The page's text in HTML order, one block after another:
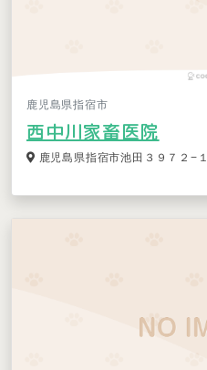
鹿児島県指宿市
西中川家畜医院
鹿児島県指宿市池田３９７２−１